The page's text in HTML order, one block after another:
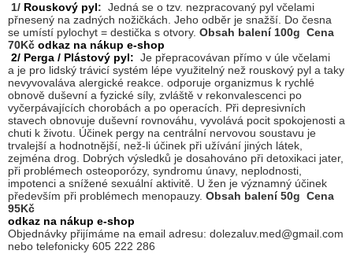
1/ Rouskový pyl: Jedná se o tzv. nezpracovaný pyl včelami
přnesený na zadných nožičkách. Jeho odběr je snažší. Do česna
se umístí pylochyt = destička s otvory. Obsah balení 100g Cena
70Kč odkaz na nákup e-shop
2/ Perga / Plástový pyl: Je přepracovávan přímo v úle včelami
a je pro lidský trávicí systém lépe využitelný než rouskový pyl a taky
nevyvovaláva alergické reakce. odporuje organizmus k rychlé
obnově duševní a fyzické síly, zvláště v rekonvalescenci po
vyčerpávajících chorobách a po operacích. Při depresivních
stavech obnovuje duševní rovnováhu, vyvolává pocit spokojenosti a
chuti k životu. Účinek pergy na centrální nervovou soustavu je
trvalejší a hodnotnější, než-li účinek při užívání jiných látek,
zejména drog. Dobrých výsledků je dosahováno při detoxikaci jater,
při problémech osteoporózy, syndromu únavy, neplodnosti,
impotenci a snížené sexuální aktivitě. U žen je významný účinek
především při problémech menopauzy. Obsah balení 50g Cena
95Kč
odkaz na nákup e-shop
Objednávky přijímáme na email adresu: dolezaluv.med@gmail.com
nebo telefonicky 605 222 286